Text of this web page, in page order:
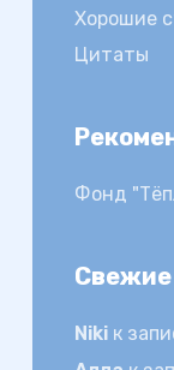
Хорошие
Цитаты
Фонд
Свежие
Nikiк